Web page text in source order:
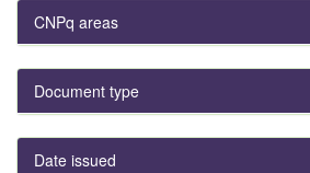
CNPq areas
Document type
Date issued